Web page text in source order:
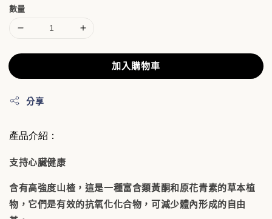
數量
加入購物車
分享
產品介紹：
支持心臟健康
含有高強度山楂，這是一種富含類黃酮和原花青素的草本植
物，它們是有效的抗氧化化合物，可減少體內形成的自由